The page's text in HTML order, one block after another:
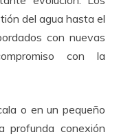
del agua hasta el
con nuevas
con la
o en un pequeño
profunda conexión